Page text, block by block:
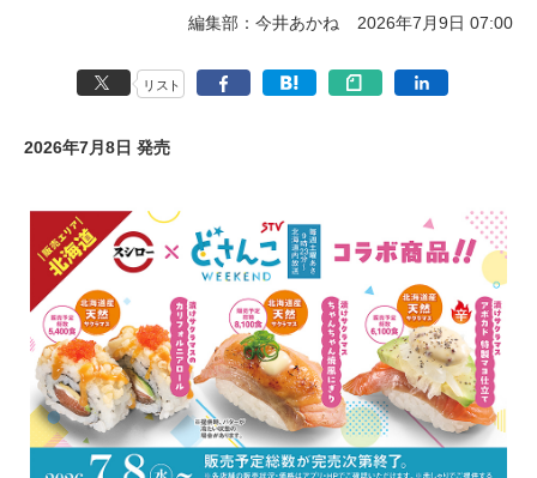
編集部：今井あかね 2026年7月9日 07:00
リスト
2026年7月8日 発売